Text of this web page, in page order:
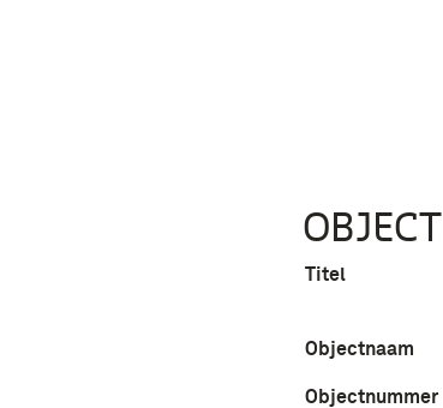
OBJECT
Titel
Objectnaam
Objectnummer